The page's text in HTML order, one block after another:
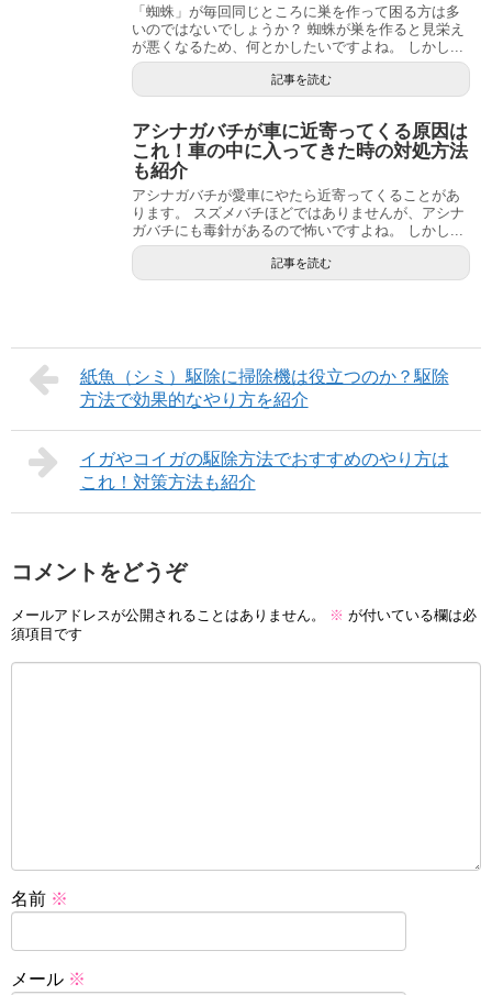
「蜘蛛」が毎回同じところに巣を作って困る方は多
いのではないでしょうか？ 蜘蛛が巣を作ると見栄え
が悪くなるため、何とかしたいですよね。 しかし...
記事を読む
アシナガバチが車に近寄ってくる原因は
これ！車の中に入ってきた時の対処方法
も紹介
アシナガバチが愛車にやたら近寄ってくることがあ
ります。 スズメバチほどではありませんが、アシナ
ガバチにも毒針があるので怖いですよね。 しかし...
記事を読む
紙魚（シミ）駆除に掃除機は役立つのか？駆除
方法で効果的なやり方を紹介
イガやコイガの駆除方法でおすすめのやり方は
これ！対策方法も紹介
コメントをどうぞ
メールアドレスが公開されることはありません。 ※ が付いている欄は必
須項目です
名前 ※
メール ※